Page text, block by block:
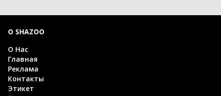
О SHAZOO
О Нас
Главная
Реклама
Контакты
Этикет